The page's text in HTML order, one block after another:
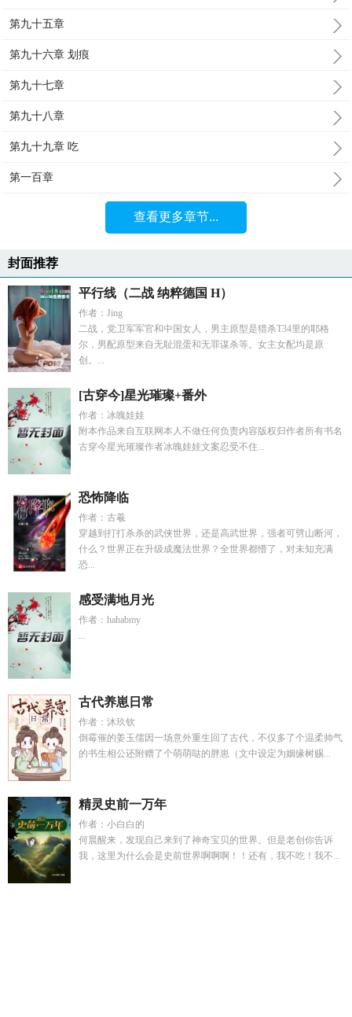
第九十五章
第九十六章 划痕
第九十七章
第九十八章
第九十九章 吃
第一百章
查看更多章节...
封面推荐
平行线（二战 纳粹德国 H）
作者：Jing
二战，党卫军军官和中国女人，男主原型是猎杀T34里的耶格
尔，男配原型来自无耻混蛋和无罪谋杀等。女主女配均是原
创。...
[古穿今]星光璀璨+番外
作者：冰魄娃娃
附本作品来自互联网本人不做任何负责内容版权归作者所有书名
古穿今星光璀璨作者冰魄娃娃文案忍受不住...
恐怖降临
作者：古羲
穿越到打打杀杀的武侠世界，还是高武世界，强者可劈山断河，
什么？世界正在升级成魔法世界？全世界都懵了，对未知充满
恐...
感受满地月光
作者：hahabmy
...
古代养崽日常
作者：沐玖钦
倒霉催的姜玉儒因一场意外重生回了古代，不仅多了个温柔帅气
的书生相公还附赠了个萌萌哒的胖崽（文中设定为姻缘树赐...
精灵史前一万年
作者：小白白的
何晨醒来，发现自己来到了神奇宝贝的世界。但是老创你告诉
我，这里为什么会是史前世界啊啊啊！！还有，我不吃！我不...